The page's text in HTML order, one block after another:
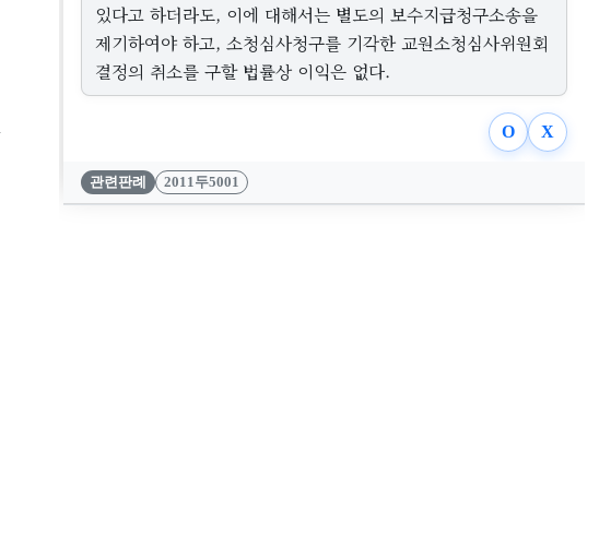
있다고 하더라도, 이에 대해서는 별도의 보수지급청구소송을
제기하여야 하고, 소청심사청구를 기각한 교원소청심사위원회
결정의 취소를 구할 법률상 이익은 없다.
O X
관련판례 2011두5001